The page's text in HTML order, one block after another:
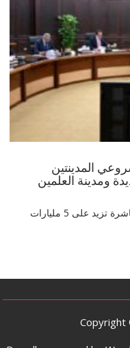
المدينتين
ومدينة العلمين
ينفذهما تحالف عالمي باستثمارات أجنبية مباشرة تزيد على 5 مليارات